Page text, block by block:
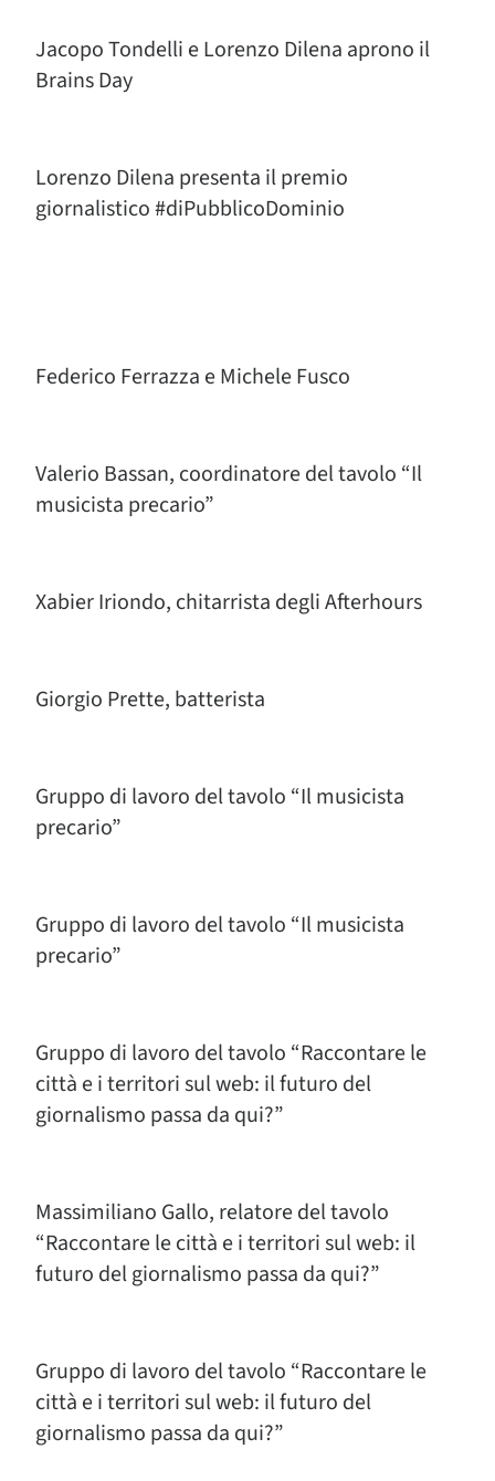
Jacopo Tondelli e Lorenzo Dilena aprono il
Brains Day
Lorenzo Dilena presenta il premio
giornalistico #diPubblicoDominio
Federico Ferrazza e Michele Fusco
Valerio Bassan, coordinatore del tavolo “Il
musicista precario”
Xabier Iriondo, chitarrista degli Afterhours
Giorgio Prette, batterista
Gruppo di lavoro del tavolo “Il musicista
precario”
Gruppo di lavoro del tavolo “Il musicista
precario”
Gruppo di lavoro del tavolo “Raccontare le
città e i territori sul web: il futuro del
giornalismo passa da qui?”
Massimiliano Gallo, relatore del tavolo
“Raccontare le città e i territori sul web: il
futuro del giornalismo passa da qui?”
Gruppo di lavoro del tavolo “Raccontare le
città e i territori sul web: il futuro del
giornalismo passa da qui?”